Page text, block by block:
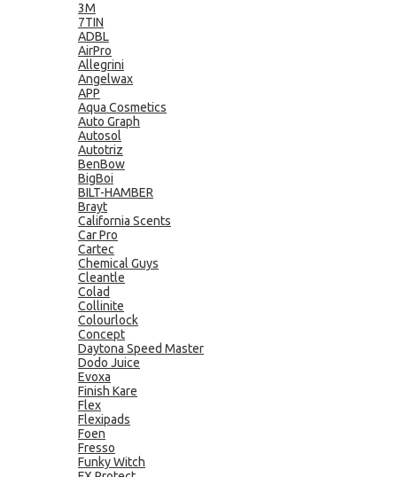
3M
7TIN
ADBL
AirPro
Allegrini
Angelwax
APP
Aqua Cosmetics
Auto Graph
Autosol
Autotriz
BenBow
BigBoi
BILT-HAMBER
Brayt
California Scents
Car Pro
Cartec
Chemical Guys
Cleantle
Colad
Collinite
Colourlock
Concept
Daytona Speed Master
Dodo Juice
Evoxa
Finish Kare
Flex
Flexipads
Foen
Fresso
Funky Witch